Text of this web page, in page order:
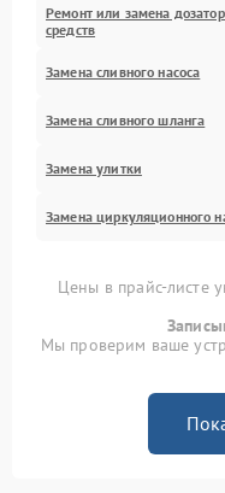
Ремонт или замена
средств
Замена сливного насоса
Замена сливного шланга
Замена улитки
Замена циркуляционного
Цены в прайс-листе
Мы проверим ваше